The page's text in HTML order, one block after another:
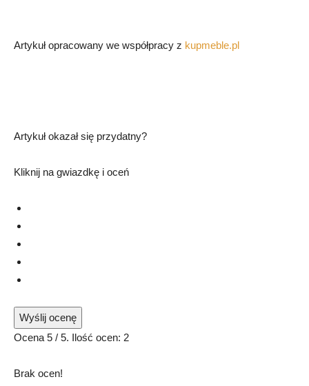
Artykuł opracowany we współpracy z kupmeble.pl
Artykuł okazał się przydatny?
Kliknij na gwiazdkę i oceń
Wyślij ocenę
Ocena 5 / 5. Ilość ocen: 2
Brak ocen!